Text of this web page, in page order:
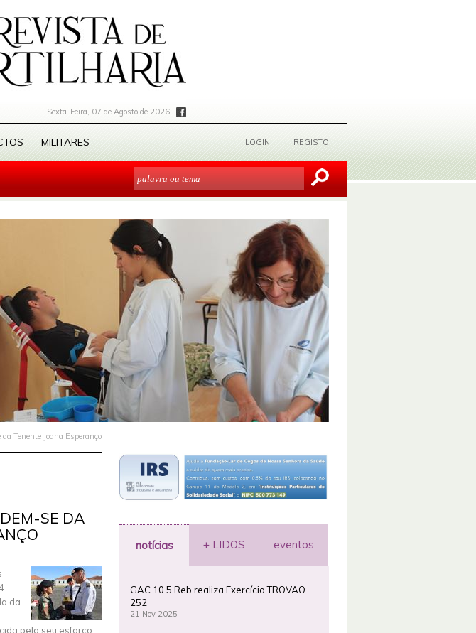
Sexta-Feira, 07 de Agosto de 2026 |
MILITARES LOGIN REGISTO
Tenente Joana Esperanço
SE DA
da
pelo seu esforço,
notícias + LIDOS eventos
GAC 10.5 Reb realiza Exercício TROVÃO
252
21 Nov 2025